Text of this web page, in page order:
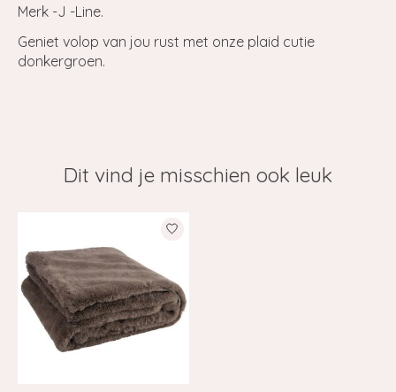
Merk -J -Line.
Geniet volop van jou rust met onze plaid cutie
donkergroen.
Dit vind je misschien ook leuk
Items van productcarrousel